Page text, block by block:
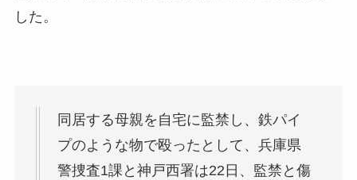
した。
同居する母親を自宅に監禁し、鉄パイ
プのような物で殴ったとして、兵庫県
警捜査1課と神戸西署は22日、監禁と傷